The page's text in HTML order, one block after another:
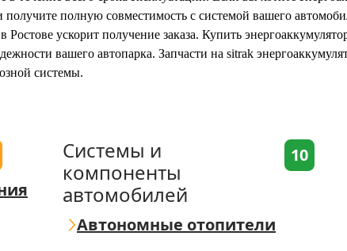
полную совместимость с системой вашего
Ростове ускорит получение заказа. Купить
вашего автопарка. Запчасти на sitrak
системы.
Системы и
компоненты
автомобилей
10
Автономные отопители